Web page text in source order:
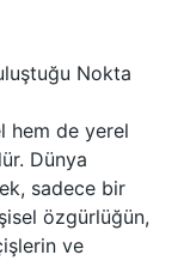
Nokta
hem de yerel
Dünya
sadece bir
özgürlüğün,
ve